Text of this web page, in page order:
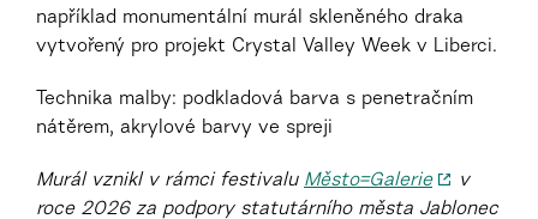
například monumentální murál skleněného draka
vytvořený pro projekt Crystal Valley Week v Liberci.
Technika malby: podkladová barva s penetračním
nátěrem, akrylové barvy ve spreji
Murál vznikl v rámci festivalu Město=Galerie
v
roce 2026 za podpory statutárního města Jablonec